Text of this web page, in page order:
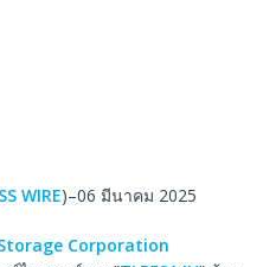
WIRE)–06 มีนาคม 2025
Corporation